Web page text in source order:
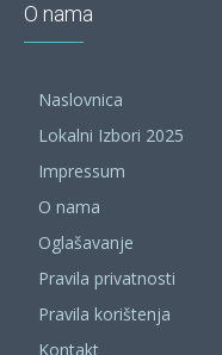
O nama
Naslovnica
Lokalni Izbori 2025
Impressum
O nama
Oglašavanje
Pravila privatnosti
Pravila korištenja
Kontakt